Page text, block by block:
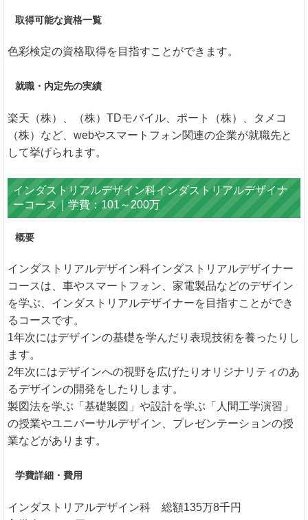
取得可能な資格一覧
色彩検定の資格取得を目指すことができます。
就職・内定先の実績
楽天（株）、（株）TDモバイル、ポート（株）、タメコ
（株）など、webやスマートフォン関連の企業が就職先と
して挙げられます。
インダストリアルデザイン科インダストリアルデザイナ
ーコース｜学費：101～200万
概要
インダストリアルデザイン科インダストリアルデザイナー
コースは、車やスマートフォン、家電製品などのデザイン
を学ぶ、インダストリアルデザイナーを目指すことができ
るコースです。
1年次にはデザインの基礎を学んだり表現技術を養ったりし
ます。
2年次にはデザインへの視野を広げたりオリジナリティのあ
るデザインの開発をしたりします。
製図法を学ぶ「基礎製図」や設計を学ぶ「人間工学演習」
の授業やユニバーサルデザイン、プレゼンテーションの授
業などがあります。
学費詳細・費用
インダストリアルデザイン科 総額135万8千円